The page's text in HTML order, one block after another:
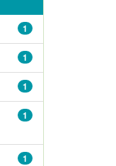
1
1
1
1
1